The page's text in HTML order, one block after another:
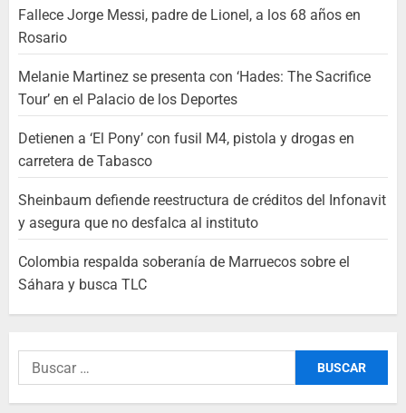
Fallece Jorge Messi, padre de Lionel, a los 68 años en
Rosario
Melanie Martinez se presenta con ‘Hades: The Sacrifice
Tour’ en el Palacio de los Deportes
Detienen a ‘El Pony’ con fusil M4, pistola y drogas en
carretera de Tabasco
Sheinbaum defiende reestructura de créditos del Infonavit
y asegura que no desfalca al instituto
Colombia respalda soberanía de Marruecos sobre el
Sáhara y busca TLC